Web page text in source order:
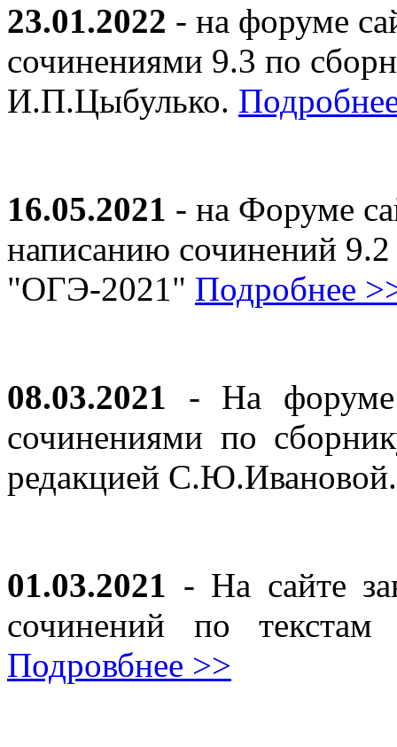
23.01.2022 - на форуме
сочинениями 9.3 по
И.П.Цыбулько.
16.05.2021 - на Форуме
написанию сочинений
"ОГЭ-2021" Подробнее
08.03.2021 - На форуме
сочинениями по
редакцией
01.03.2021 - На сайте
сочинений по
Подровбнее >>